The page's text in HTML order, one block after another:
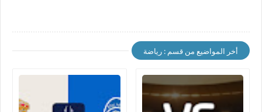
أخر المواضيع من قسم : رياضة